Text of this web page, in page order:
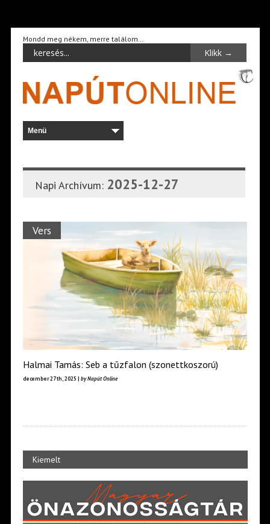
Mondd meg nékem, merre találom…
Napi Archívum: 2025-12-27
Vers
Halmai Tamás: Seb a tűzfalon (szonettkoszorú)
december 27th, 2025 | by Napút Online
Kiemelt